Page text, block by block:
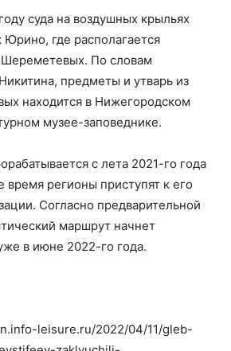
суда на воздушных крыльях
Юрино, где располагается
По словам
предметы и утварь из
находится в Нижегородском
музее-заповеднике.
с лета 2021-го года
регионы приступят к его
Согласно предварительной
маршрут начнет
в июне 2022-го года.
leisure.ru/2022/04/11/gleb-